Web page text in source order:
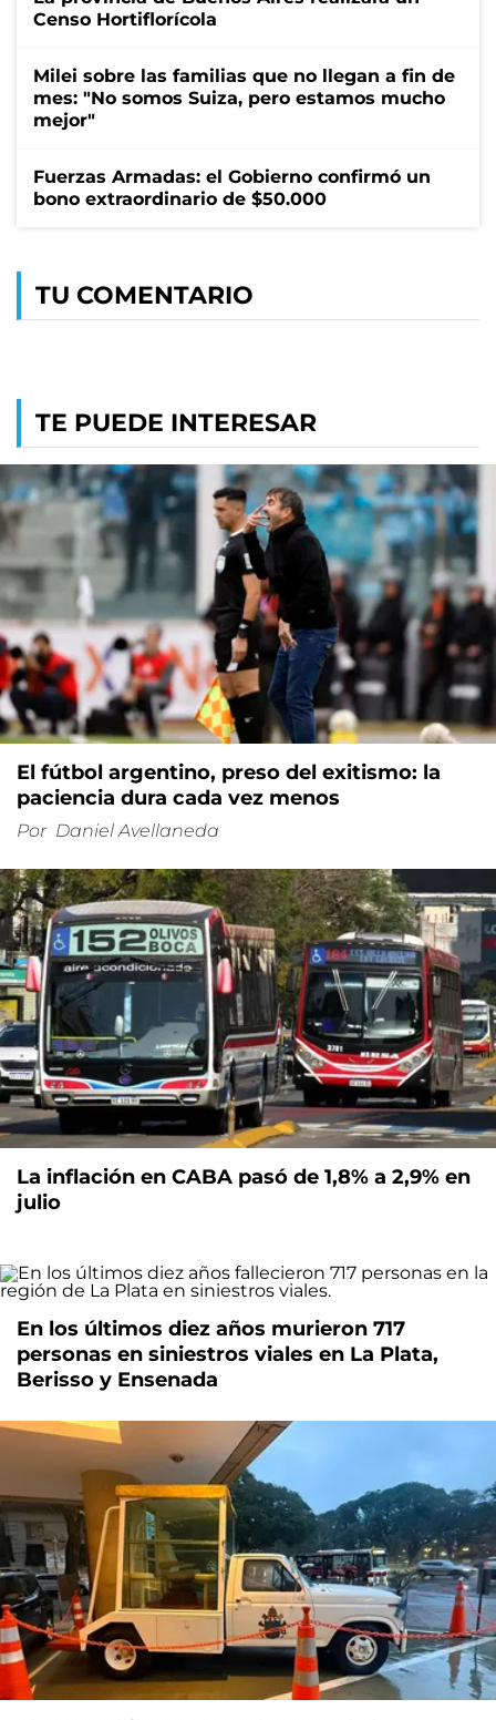
Censo Hortiflorícola
Milei sobre las familias que no llegan a fin de
mes: "No somos Suiza, pero estamos mucho
mejor"
Fuerzas Armadas: el Gobierno confirmó un
bono extraordinario de $50.000
TU COMENTARIO
TE PUEDE INTERESAR
El fútbol argentino, preso del exitismo: la
paciencia dura cada vez menos
Por Daniel Avellaneda
La inflación en CABA pasó de 1,8% a 2,9% en
julio
En los últimos diez años murieron 717
personas en siniestros viales en La Plata,
Berisso y Ensenada